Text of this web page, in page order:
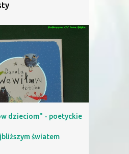
dzieciom" - poetyckie
światem